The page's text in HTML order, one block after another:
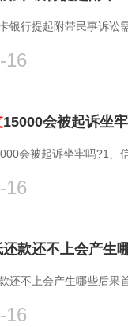
银行提起附带民事诉讼
16
15000会被起诉坐
会被起诉坐牢吗?1、
16
还不上会产生哪些后果
16